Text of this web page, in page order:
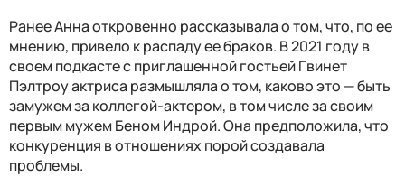
Ранее Анна откровенно рассказывала о том, что, по ее
мнению, привело к распаду ее браков. В 2021 году в
своем подкасте с приглашенной гостьей Гвинет
Пэлтроу актриса размышляла о том, каково это — быть
замужем за коллегой-актером, в том числе за своим
первым мужем Беном Индрой. Она предположила, что
конкуренция в отношениях порой создавала
проблемы.